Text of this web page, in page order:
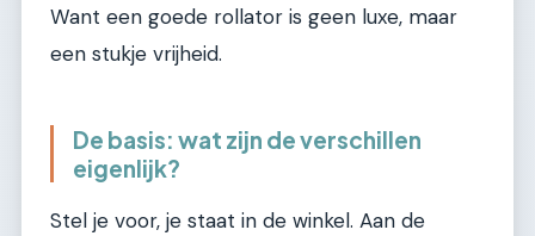
Want een goede rollator is geen luxe, maar
een stukje vrijheid.
De basis: wat zijn de verschillen
eigenlijk?
Stel je voor, je staat in de winkel. Aan de